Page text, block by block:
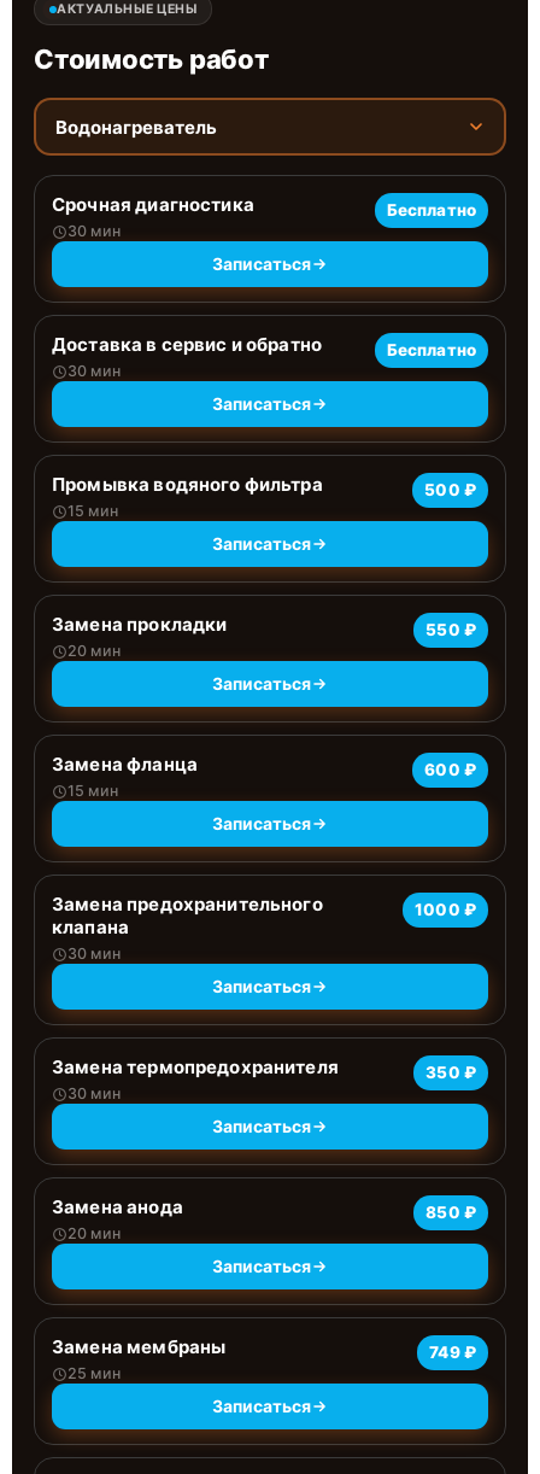
АКТУАЛЬНЫЕ ЦЕНЫ
Стоимость работ
Водонагреватель
Срочная диагностика
30 мин
Бесплатно
Записаться
Доставка в сервис и обратно
30 мин
Бесплатно
Записаться
Промывка водяного фильтра
15 мин
500 ₽
Записаться
Замена прокладки
20 мин
550 ₽
Записаться
Замена фланца
15 мин
600 ₽
Записаться
Замена предохранительного
клапана
30 мин
1000 ₽
Записаться
Замена термопредохранителя
30 мин
350 ₽
Записаться
Замена анода
20 мин
850 ₽
Записаться
Замена мембраны
25 мин
749 ₽
Записаться